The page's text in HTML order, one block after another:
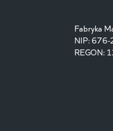
Fabryka
NIP:
REGON: